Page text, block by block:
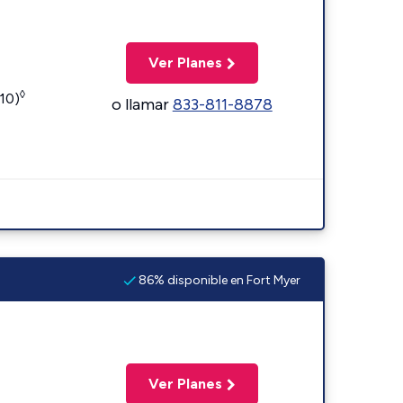
◊
Ver Planes
o llamar833-811-8878
86% disponible en Fort Myer
Ver Planes